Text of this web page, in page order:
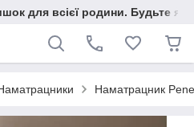
для всієї родини. Будьте як
Наматрацник